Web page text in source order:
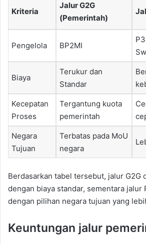
Kriteria
Jalur G2G
(Pemerintah)
Pengelola BP2MI
Biaya
Terukur dan
Standar
Kecepatan
Proses
Tergantung kuota
pemerintah
Negara
Tujuan
Terbatas pada MoU
negara
Berdasarkan tabel tersebut, jalur G2G
dengan biaya standar, sementara jalur
dengan pilihan negara tujuan yang
Keuntungan jalur